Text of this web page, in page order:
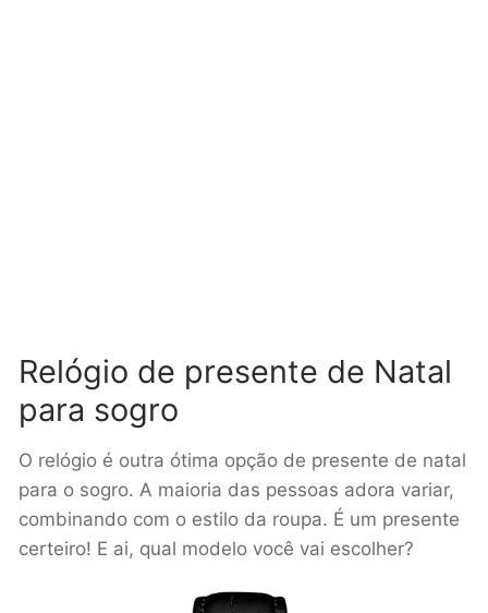
Relógio de presente de Natal
para sogro
O relógio é outra ótima opção de presente de natal
para o sogro. A maioria das pessoas adora variar,
combinando com o estilo da roupa. É um presente
certeiro! E ai, qual modelo você vai escolher?